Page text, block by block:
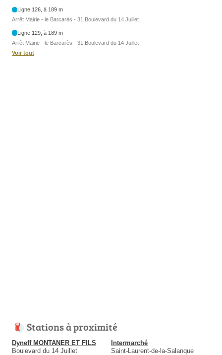
Ligne 126, à 189 m
Arrêt Mairie - le Barcarès - 31 Boulevard du 14 Juillet
Ligne 129, à 189 m
Arrêt Mairie - le Barcarès - 31 Boulevard du 14 Juillet
Voir tout
Stations à proximité
Dyneff MONTANER ET FILS
Boulevard du 14 Juillet
Intermarché
Saint-Laurent-de-la-Salanque